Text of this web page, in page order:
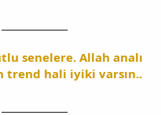
senelere. Allah analı
trend hali iyiki varsın..